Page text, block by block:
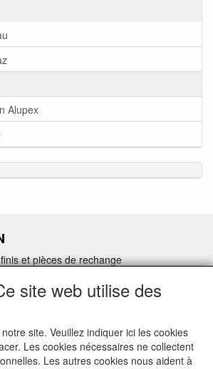
Alupex
et pièces de rechange
site web utilise des
site. Veuillez indiquer ici les cookies
Les cookies nécessaires ne collectent
Les autres cookies nous aident à